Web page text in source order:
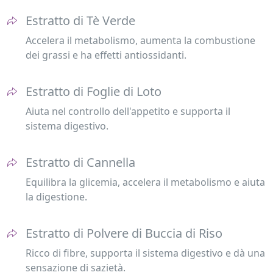
Estratto di Tè Verde
Accelera il metabolismo, aumenta la combustione
dei grassi e ha effetti antiossidanti.
Estratto di Foglie di Loto
Aiuta nel controllo dell'appetito e supporta il
sistema digestivo.
Estratto di Cannella
Equilibra la glicemia, accelera il metabolismo e aiuta
la digestione.
Estratto di Polvere di Buccia di Riso
Ricco di fibre, supporta il sistema digestivo e dà una
sensazione di sazietà.